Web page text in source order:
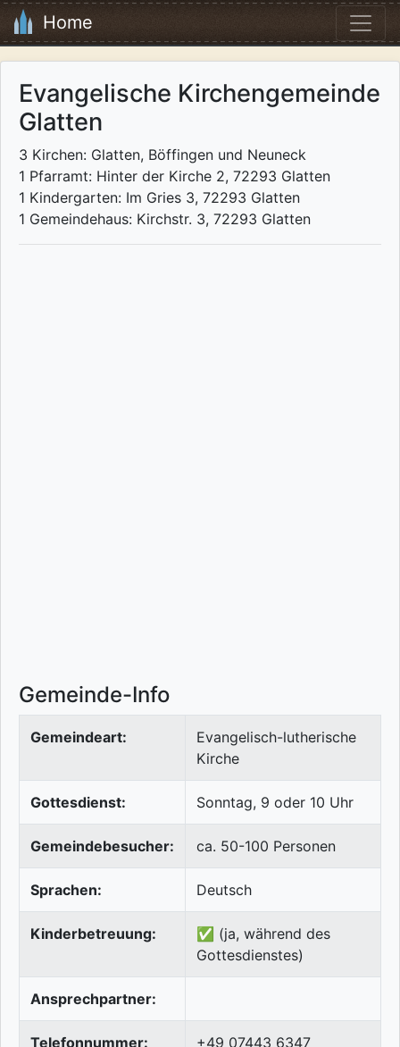
Home
Evangelische Kirchengemeinde
Glatten
3 Kirchen: Glatten, Böffingen und Neuneck
1 Pfarramt: Hinter der Kirche 2, 72293 Glatten
1 Kindergarten: Im Gries 3, 72293 Glatten
1 Gemeindehaus: Kirchstr. 3, 72293 Glatten
Gemeinde-Info
Gemeindeart:
Evangelisch-lutherische
Kirche
Gottesdienst: Sonntag, 9 oder 10 Uhr
Gemeindebesucher: ca. 50-100 Personen
Sprachen: Deutsch
Kinderbetreuung:
✅ (ja, während des
Gottesdienstes)
Ansprechpartner:
Telefonnummer: +49 07443 6347